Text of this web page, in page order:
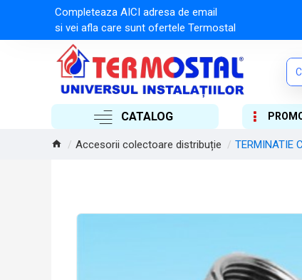
Completeaza AICI adresa de email
si vei afla care sunt ofertele Termostal
CATALOG
Accesorii colectoare distribuție TERMINATIE